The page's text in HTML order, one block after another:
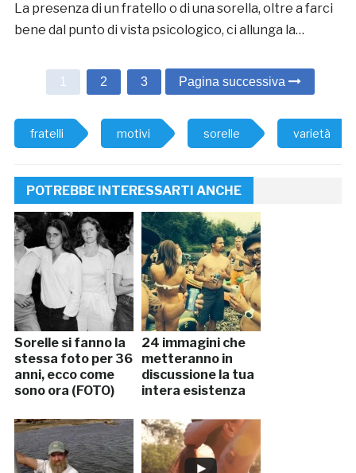
La presenza di un fratello o di una sorella, oltre a farci
bene dal punto di vista psicologico, ci allunga la…
1 2 3 Pagina successiva
fratelli motivi sorelle varietà
POTREBBE INTERESSARTI ANCHE
Sorelle si fanno la
stessa foto per 36
anni, ecco come
sono ora (FOTO)
24 immagini che
metteranno in
discussione la tua
intera esistenza